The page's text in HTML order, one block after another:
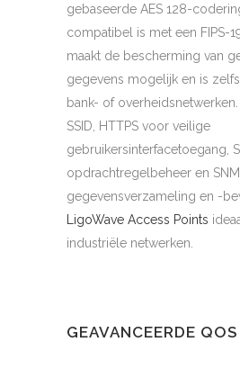
gebaseerde AES 128-
compatibel is met een FIPS-
maakt de bescherming van
gegevens mogelijk en is
bank- of
SSID, HTTPS voor veilige
gebruikersinterfacetoegang,
opdrachtregelbeheer en
gegevensverzameling en -
LigoWave Access Points
industriële netwerken.
GEAVANCEERDE QOS